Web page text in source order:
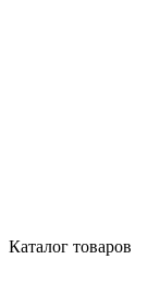
Каталог товаров